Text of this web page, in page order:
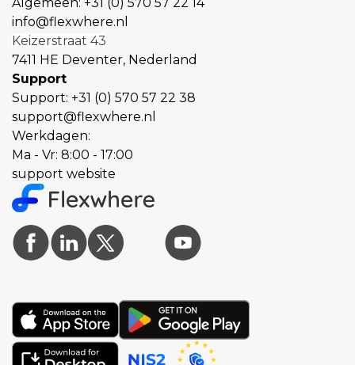
info@flexwhere.nl
Keizerstraat 43
7411 HE Deventer, Nederland
Support
Support: +31 (0) 570 57 22 38
support@flexwhere.nl
Werkdagen:
Ma - Vr: 8:00 - 17:00
support website